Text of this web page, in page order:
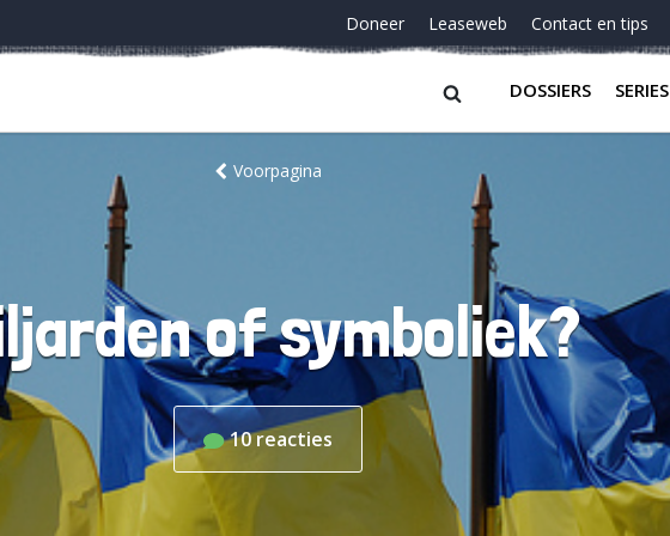
Doneer Leaseweb Contact en tips
DOSSIERS SERIES
Voorpagina
of symboliek?
10reacties